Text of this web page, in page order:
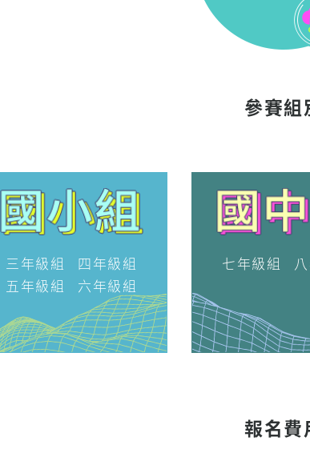
參賽組
三年級組
四年級組
五年級組
六年級組
七年級組
報名費